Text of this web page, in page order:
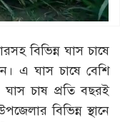
বিভিন্ন ঘাস চাষে
এ ঘাস চাষে বেশি
ঘাস চাষ প্রতি বছরই
বিভিন্ন স্থানে